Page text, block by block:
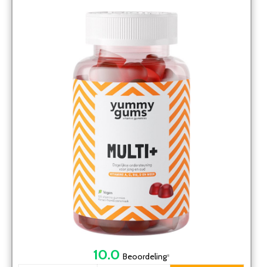
vitamine B12, D3 en C – 100% vegan
10.0 Beoordeling*